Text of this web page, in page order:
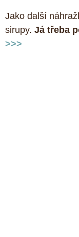
Jako další
sirupy. Já třeba
>>>